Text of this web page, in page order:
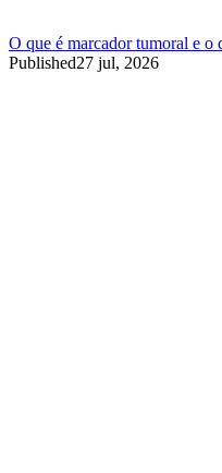
O que é marcador tumoral e o
Published27 jul, 2026